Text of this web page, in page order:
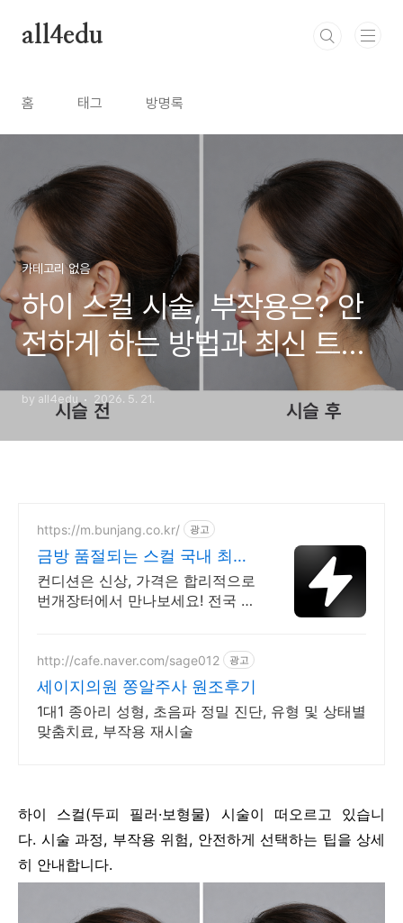
all4edu
홈 태그 방명록
카테고리 없음
하이 스컬 시술, 부작용은? 안
전하게 하는 방법과 최신 트렌
드
by all4edu 2026. 5. 21.
https://m.bunjang.co.kr/ 광고
금방 품절되는 스컬 국내 최대
브랜드 중고거래
컨디션은 신상, 가격은 합리적으로
번개장터에서 만나보세요! 전국 각
로드
http://cafe.naver.com/sage012 광고
세이지의원 쫑알주사 원조후기
1대1 종아리 성형, 초음파 정밀 진단, 유형 및 상태별
맞춤치료, 부작용 재시술
하이 스컬(두피 필러·보형물) 시술이 떠오르고 있습니
다. 시술 과정, 부작용 위험, 안전하게 선택하는 팁을 상세
히 안내합니다.